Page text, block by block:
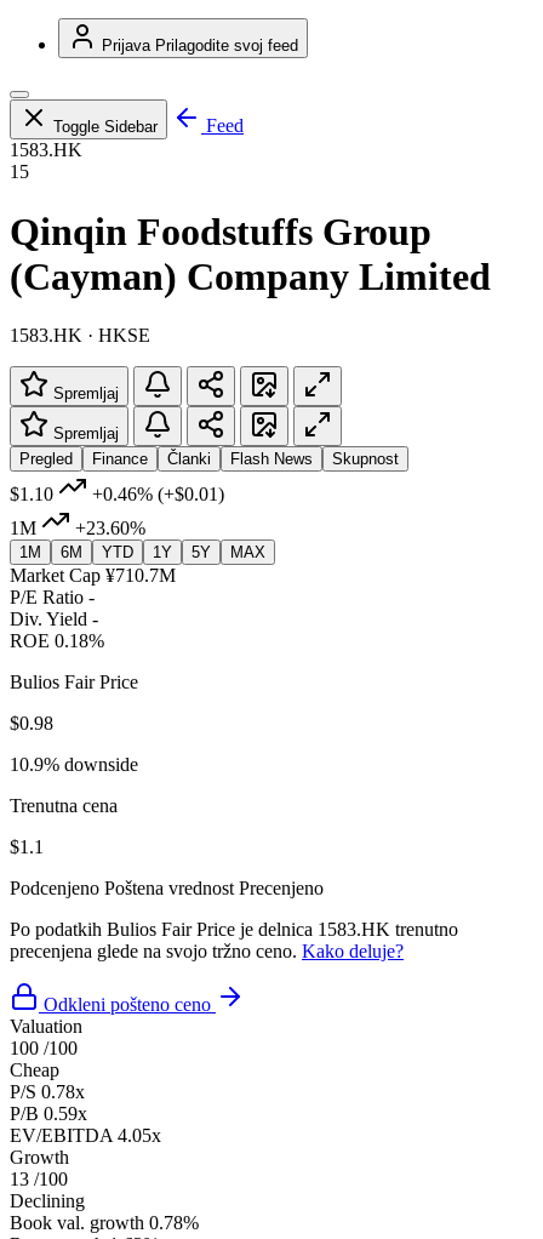
Prijava Prilagodite svoj feed
Toggle Sidebar
Feed
1583.HK
15
Qinqin Foodstuffs Group
(Cayman) Company Limited
1583.HK · HKSE
Spremljaj
Spremljaj
Pregled
Finance Članki Flash News Skupnost
$1.10 +0.46% (+$0.01)
1M
+23.60%
1M 6M YTD 1Y 5Y MAX
Market Cap ¥710.7M
P/E Ratio -
Div. Yield -
ROE 0.18%
Bulios Fair Price
$0.98
10.9% downside
Trenutna cena
$1.1
Podcenjeno Poštena vrednost Precenjeno
Po podatkih Bulios Fair Price je delnica 1583.HK trenutno
precenjena glede na svojo tržno ceno. Kako deluje?
Odkleni pošteno ceno
Valuation
100 /100
Cheap
P/S 0.78x
P/B 0.59x
EV/EBITDA 4.05x
Growth
13 /100
Declining
Book val. growth 0.78%